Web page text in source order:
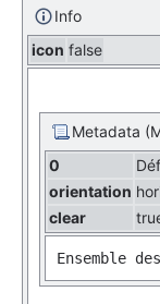
Info
icon false
Metadata
0
orientation
clear
Ensemble